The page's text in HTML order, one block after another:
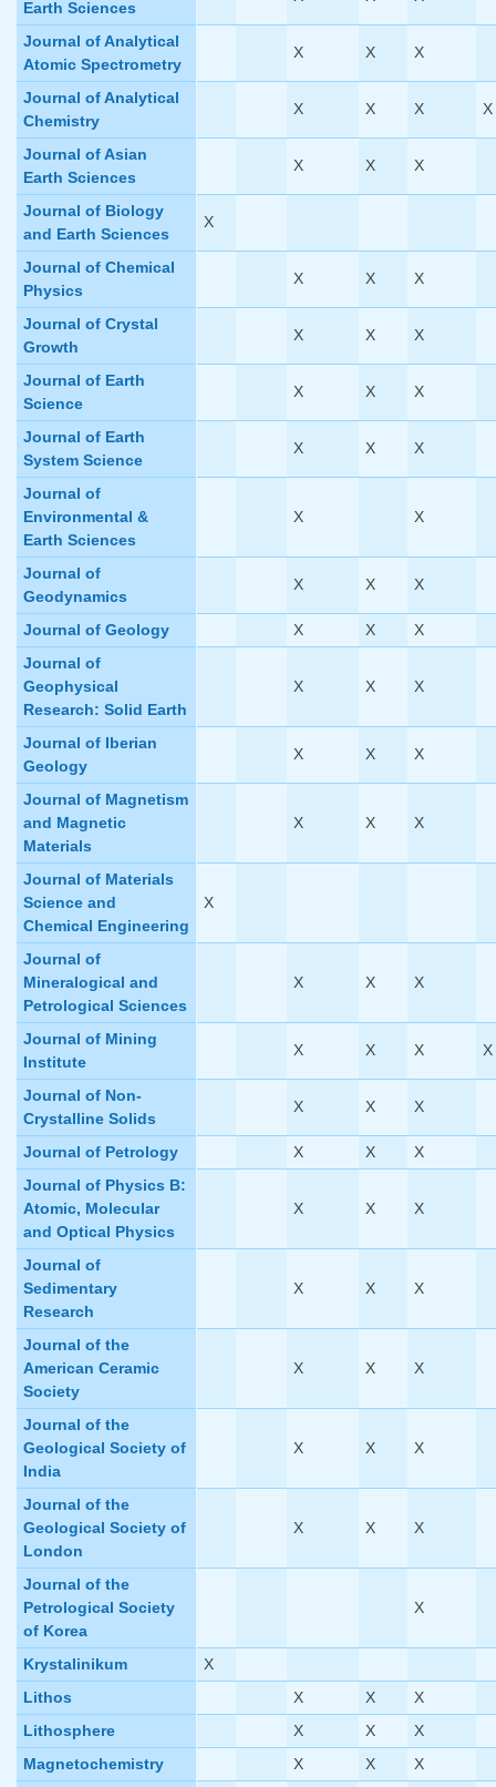
Earth Sciences
Journal of Analytical
Atomic Spectrometry
X X X
Journal of Analytical
Chemistry
X X X X
Journal of Asian
Earth Sciences
X X X
Journal of Biology
and Earth Sciences
X
Journal of Chemical
Physics
X X X
Journal of Crystal
Growth
X X X
Journal of Earth
Science
X X X
Journal of Earth
System Science
X X X
Journal of
Environmental &
Earth Sciences
X X
Journal of
Geodynamics
X X X
Journal of Geology X X
X
Journal of
Geophysical
Research: Solid Earth
X X X
Journal of Iberian
Geology
X X X
Journal of Magnetism
and Magnetic
Materials
X X X
Journal of Materials
Science and
Chemical Engineering
X
Journal of
Mineralogical and
Petrological Sciences
X X X
Journal of Mining
Institute
X X X X
Journal of Non-
Crystalline Solids
X X X
Journal of Petrology X X
X
Journal of Physics B:
Atomic, Molecular
and Optical Physics
X X X
Journal of
Sedimentary
Research
X X X
Journal of the
American Ceramic
Society
X X X
Journal of the
Geological Society of
India
X X X
Journal of the
Geological Society of
London
X X X
Journal of the
Petrological Society
of Korea
X
Krystalinikum
X
Lithos
X X
X
Lithosphere
X X
X
Magnetochemistry
X X
X